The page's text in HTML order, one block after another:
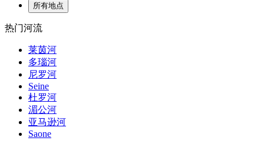
所有地点
热门河流
莱茵河
多瑙河
尼罗河
Seine
杜罗河
湄公河
亚马逊河
Saone